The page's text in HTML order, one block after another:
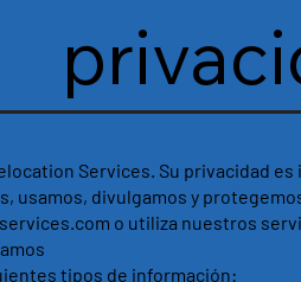
Services. Su privacidad
usamos, divulgamos y
o utiliza nuestros
tipos de información: